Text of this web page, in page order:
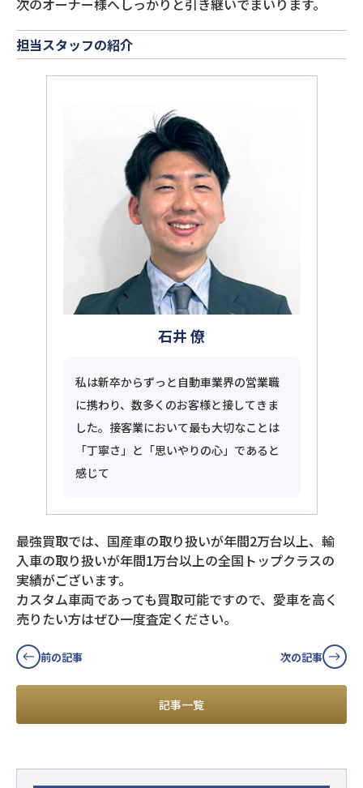
次のオーナー様へしっかりと引き継いでまいります。
担当スタッフの紹介
石井 僚
私は新卒からずっと自動車業界の営業職
に携わり、数多くのお客様と接してきま
した。接客業において最も大切なことは
「丁寧さ」と「思いやりの心」であると
感じて
最強買取では、国産車の取り扱いが年間2万台以上、輸
入車の取り扱いが年間1万台以上の全国トップクラスの
実績がございます。
カスタム車両であっても買取可能ですので、愛車を高く
売りたい方はぜひ一度査定ください。
前の記事
記事一覧
次の記事